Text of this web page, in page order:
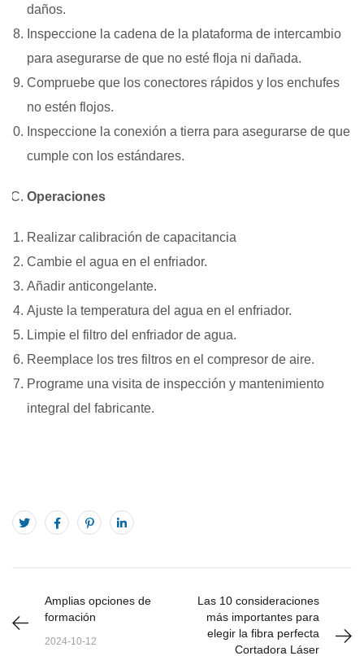
daños.
Inspeccione la cadena de la plataforma de intercambio
para asegurarse de que no esté floja ni dañada.
Compruebe que los conectores rápidos y los enchufes
no estén flojos.
Inspeccione la conexión a tierra para asegurarse de que
cumple con los estándares.
Operaciones
Realizar calibración de capacitancia
Cambie el agua en el enfriador.
Añadir anticongelante.
Ajuste la temperatura del agua en el enfriador.
Limpie el filtro del enfriador de agua.
Reemplace los tres filtros en el compresor de aire.
Programe una visita de inspección y mantenimiento
integral del fabricante.
Amplias opciones de
formación
2024-10-12
Las 10 consideraciones
más importantes para
elegir la fibra perfecta
Cortadora Láser